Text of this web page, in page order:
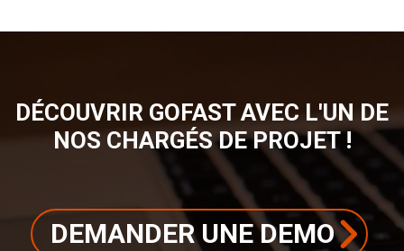
DÉCOUVRIR GOFAST AVEC L'UN DE
NOS CHARGÉS DE PROJET !
DEMANDER UNE DEMO